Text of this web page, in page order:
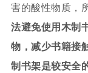
害的酸性物质，
法避免使用木制
物，减少书籍接
制书架是较安全